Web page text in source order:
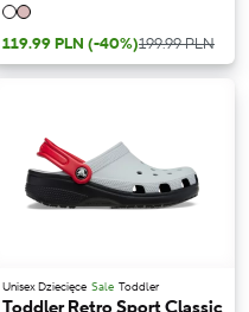
119.99 PLN (-40%)199.99 PLN
Unisex Dziecięce Sale Toddler